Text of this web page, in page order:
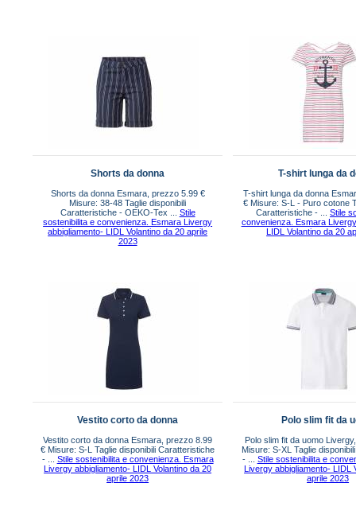
Shorts da donna
Shorts da donna Esmara, prezzo 5.99 €
Misure: 38-48 Taglie disponibili
Caratteristiche - OEKO-Tex ... Stile
sostenibilita e convenienza. Esmara Livergy
abbigliamento- LIDL Volantino da 20 aprile
2023
T-shirt lunga da
T-shirt lunga da donna
€ Misure: S-L - Puro cotone
Caratteristiche - ...Stile
convenienza. Esmara
LIDL Volantino da 20
Vestito corto da donna
Vestito corto da donna Esmara, prezzo 8.99
€ Misure: S-L Taglie disponibili Caratteristiche
- ... Stile sostenibilita e convenienza. Esmara
Livergy abbigliamento- LIDL Volantino da 20
aprile 2023
Polo slim fit da
Polo slim fit da uomo
Misure: S-XL Taglie
- ... Stile sostenibilita e
Livergy abbigliamento- LIDL
aprile 2023